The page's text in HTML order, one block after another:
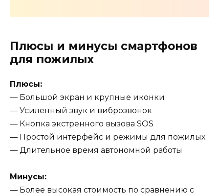
Плюсы и минусы смартфонов
для пожилых
Плюсы:
— Большой экран и крупные иконки
— Усиленный звук и виброзвонок
— Кнопка экстренного вызова SOS
— Простой интерфейс и режимы для пожилых
— Длительное время автономной работы
Минусы:
— Более высокая стоимость по сравнению с